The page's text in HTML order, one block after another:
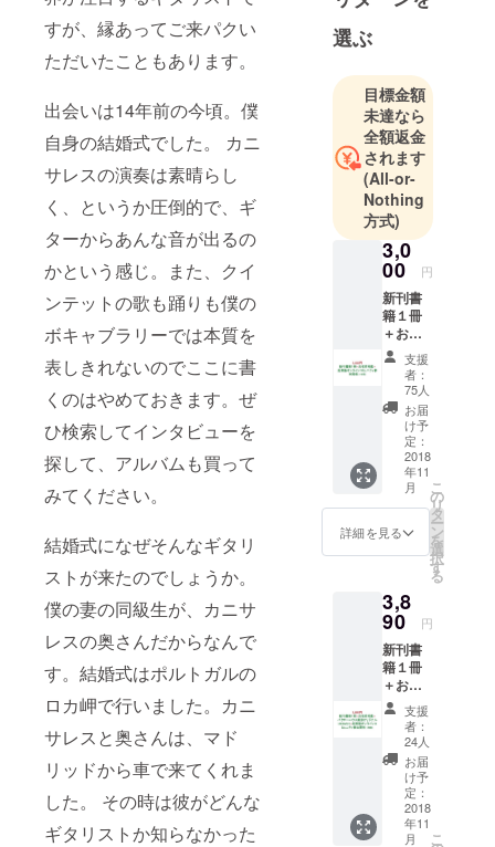
すが、縁あってご来パクい
ただいたこともあります。
出会いは14年前の今頃。僕
自身の結婚式でした。 カニ
サレスの演奏は素晴らし
く、というか圧倒的で、ギ
ターからあんな音が出るの
かという感じ。また、クイ
ンテットの歌も踊りも僕の
ボキャブラリーでは本質を
表しきれないのでここに書
くのはやめておきます。ぜ
ひ検索してインタビューを
探して、アルバムも買って
みてください。
結婚式になぜそんなギタリ
ストが来たのでしょうか。
僕の妻の同級生が、カニサ
レスの奥さんだからなんで
す。結婚式はポルトガルの
ロカ岬で行いました。カニ
サレスと奥さんは、マド
リッドから車で来てくれま
した。 その時は彼がどんな
ギタリストか知らなかった
選ぶ
目標金額
未達なら
全額返金
されます
(All-or-
Nothing
方式)
3,0
00 円
新刊書
籍１冊
＋お名
前掲載
＋ 起業
塾オン
ライン
コミュ
ニティ
参加資
格（１
年間）
・書籍
の梱
包・送
料費200
む
支援
者：
75人
お届
け予
定：
2018
年11
月
詳細を見る
こ
の
リ
タ
ー
ン
を
選
択
す
る
3,8
90 円
新刊書
籍１冊
＋お名
前掲載
＋ パク
チーハ
ウス東
京オリ
ジナル
UKIHA
SHI＋起
支援
者：
24人
お届
け予
定：
2018
年11
月
こ